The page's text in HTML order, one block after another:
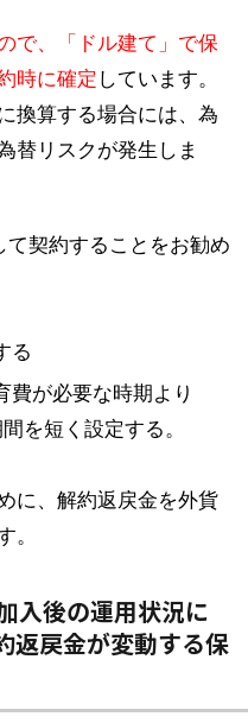
で、「ドル建て」で保
時に確定 しています。
換算する場合には、為
替リスクが発生しま
契約することをお勧め
る
費が必要な時期より
を短く設定する。
に、解約返戻金を外貨
。
入後の運用状況に
返戻金が変動する保